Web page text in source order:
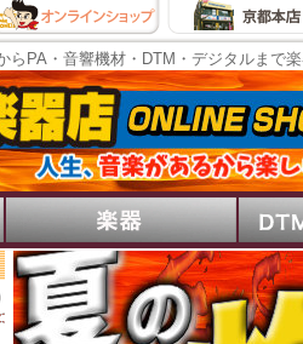
らPA・音響機材・DTM・デジタルまで